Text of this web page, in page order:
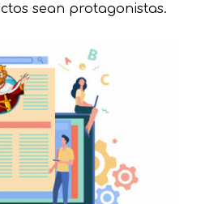
sean protagonistas.